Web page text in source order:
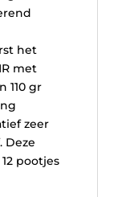
het
met
110 gr
zeer
Deze
pootjes